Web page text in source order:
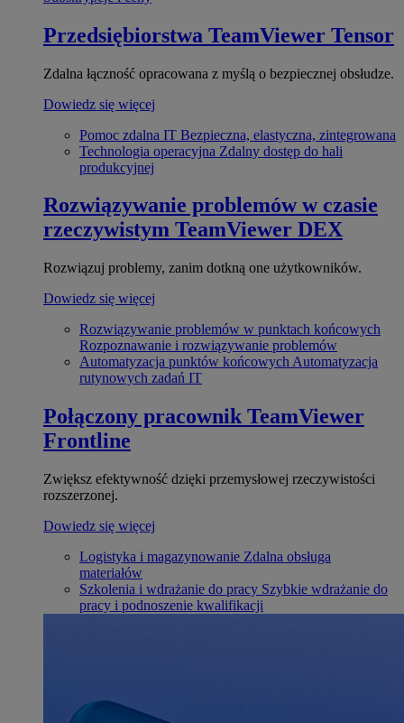
Przedsiębiorstwa TeamViewer Tensor
Zdalna łączność opracowana z myślą o bezpiecznej obsłudze.
Dowiedz się więcej
Pomoc zdalna IT Bezpieczna, elastyczna, zintegrowana
Technologia operacyjna Zdalny dostęp do hali
produkcyjnej
Rozwiązywanie problemów w czasie
rzeczywistym TeamViewer DEX
Rozwiązuj problemy, zanim dotkną one użytkowników.
Dowiedz się więcej
Rozwiązywanie problemów w punktach końcowych
Rozpoznawanie i rozwiązywanie problemów
Automatyzacja punktów końcowych Automatyzacja
rutynowych zadań IT
Połączony pracownik TeamViewer
Frontline
Zwiększ efektywność dzięki przemysłowej rzeczywistości
rozszerzonej.
Dowiedz się więcej
Logistyka i magazynowanie Zdalna obsługa
materiałów
Szkolenia i wdrażanie do pracy Szybkie wdrażanie do
pracy i podnoszenie kwalifikacji